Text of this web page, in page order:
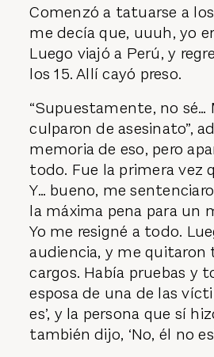
Comenzó a tatuarse a los
me decía que, uuuh, yo
Luego viajó a Perú, y
los 15. Allí cayó preso.
“Supuestamente, no sé…
culparon de asesinato”,
memoria de eso, pero
todo. Fue la primera vez
Y… bueno, me
la máxima pena para un
Yo me resigné a todo.
audiencia, y me quitaron
cargos. Había pruebas y
esposa de una de las
es’, y la persona que sí
también dijo, ‘No, él no